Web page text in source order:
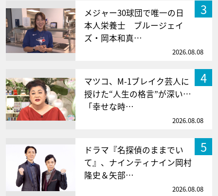
3
メジャー30球団で唯一の日
本人栄養士 ブルージェイ
ズ・岡本和真…
2026.08.08
4
マツコ、M-1ブレイク芸人に
授けた“人生の格言”が深い…
「幸せな時…
2026.08.08
5
ドラマ『名探偵のままでい
て』、ナインティナイン岡村
隆史＆矢部…
2026.08.08